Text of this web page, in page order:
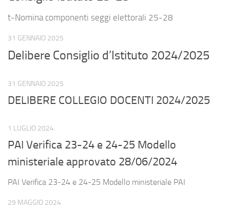
t-Nomina componenti seggi elettorali 25-28
31 GENNAIO 2025
Delibere Consiglio d’Istituto 2024/2025
31 GENNAIO 2025
DELIBERE COLLEGIO DOCENTI 2024/2025
1 LUGLIO 2024
PAI Verifica 23-24 e 24-25 Modello
ministeriale approvato 28/06/2024
PAI Verifica 23-24 e 24-25 Modello ministeriale PAI
29 MAGGIO 2024